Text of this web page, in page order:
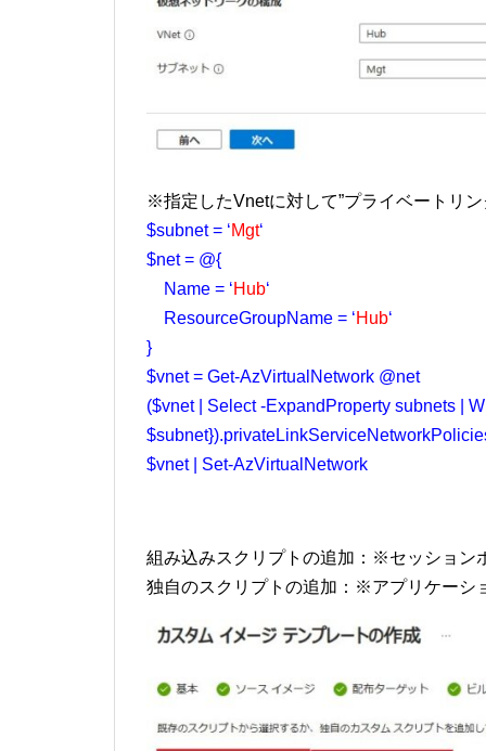
※指定したVnetに対して”プライベートリ
$subnet = ‘Mgt‘
$net = @{
Name = ‘Hub‘
ResourceGroupName = ‘Hub‘
}
$vnet = Get-AzVirtualNetwork @net
($vnet | Select -ExpandProperty subnets |
$vnet | Set-AzVirtualNetwork
組み込みスクリプトの追加：※セッション
独自のスクリプトの追加：※アプリケーシ